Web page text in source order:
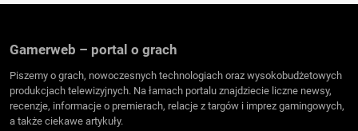
Gamerweb – portal o grach
Piszemy o grach, nowoczesnych technologiach oraz wysokobudżetowych
produkcjach telewizyjnych. Na łamach portalu znajdziecie liczne newsy,
recenzje, informacje o premierach, relacje z targów i imprez gamingowych,
a także ciekawe artykuły.